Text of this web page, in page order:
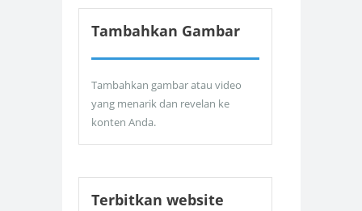
Tambahkan Gambar
Tambahkan gambar atau video
yang menarik dan revelan ke
konten Anda.
Terbitkan website